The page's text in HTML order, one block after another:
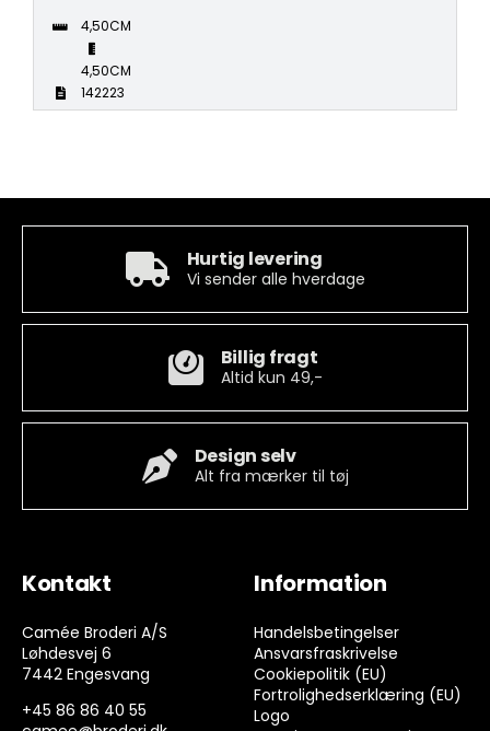
4,50CM
4,50CM
142223
Hurtig levering
Vi sender alle hverdage
Billig fragt
Altid kun 49,-
Design selv
Alt fra mærker til tøj
Kontakt
Camée Broderi A/S
Løhdesvej 6
7442 Engesvang
+45 86 86 40 55
Information
Handelsbetingelser
Ansvarsfraskrivelse
Cookiepolitik (EU)
Fortrolighedserklæring (EU)
Logo